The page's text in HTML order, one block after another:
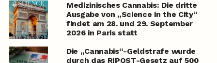
Medizinisches Cannabis: Die dritte
Ausgabe von „Science in the City“
findet am 28. und 29. September
2026 in Paris statt
Die „Cannabis“-Geldstrafe wurde
durch das RIPOST-Gesetz auf 500